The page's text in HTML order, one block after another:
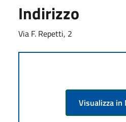
Indirizzo
Via F. Repetti, 2
Visualizza in